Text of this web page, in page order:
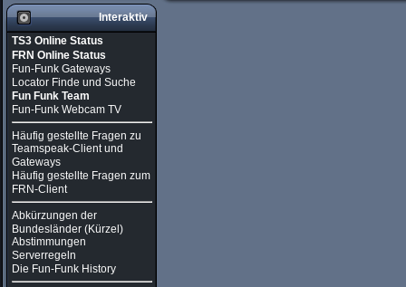
Interaktiv
TS3 Online Status
FRN Online Status
Fun-Funk Gateways
Locator Finde und Suche
Fun Funk Team
Fun-Funk Webcam TV
Häufig gestellte Fragen zu
Teamspeak-Client und
Gateways
Häufig gestellte Fragen zum
FRN-Client
Abkürzungen der
Bundesländer (Kürzel)
Abstimmungen
Serverregeln
Die Fun-Funk History